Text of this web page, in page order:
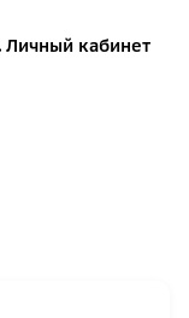
Личный кабинет